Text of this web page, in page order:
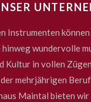
Instrumenten können
hinweg wundervolle
Kultur in vollen
mehrjährigen
Maintal bieten wir